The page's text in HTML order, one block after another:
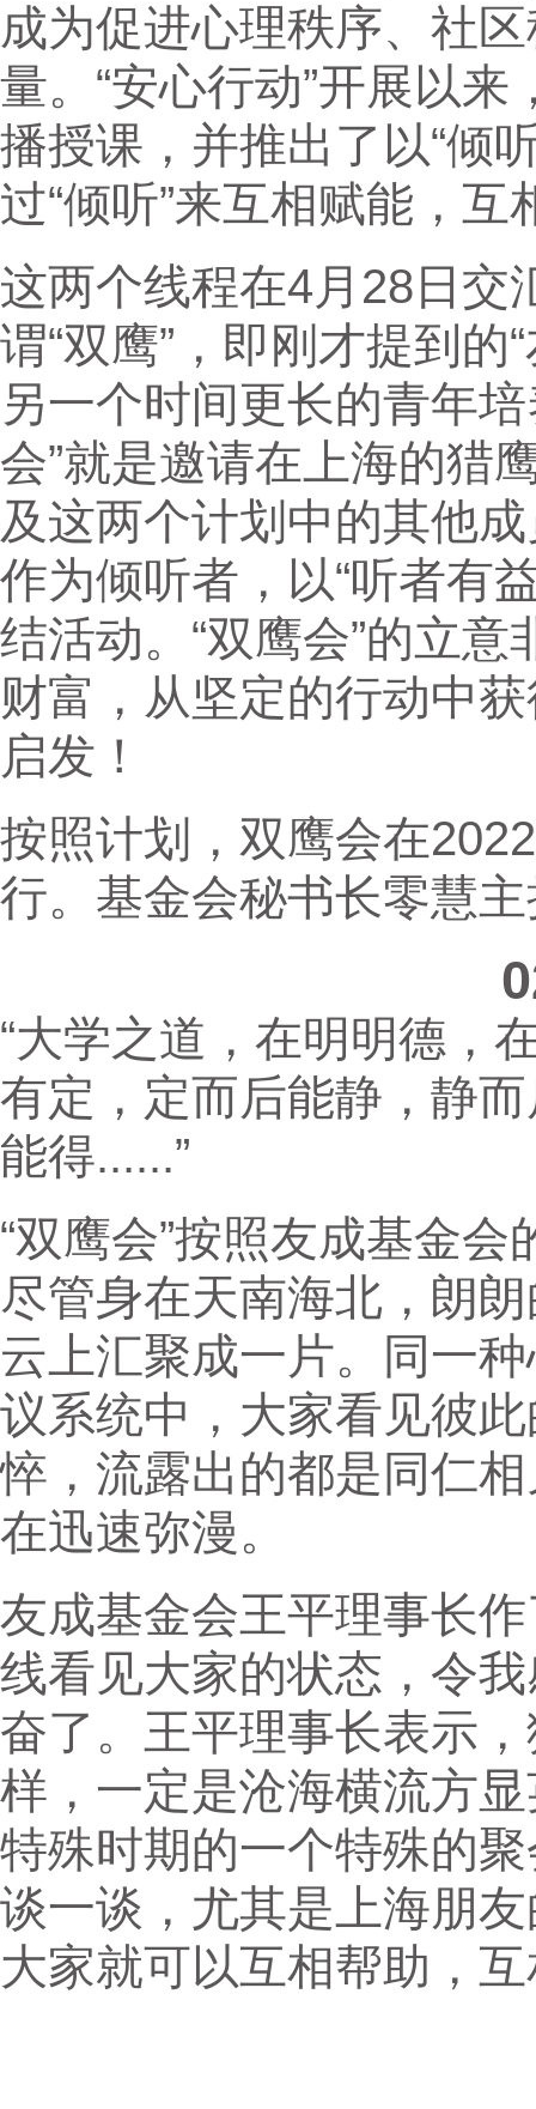
成为促进心理秩序、社
量。“安心行动”开展以
播授课，并推出了以“倾
过“倾听”来互相赋能，互
这两个线程在4月28日交
谓“双鹰”，即刚才提到的
另一个时间更长的青年
会”就是邀请在上海的猎
及这两个计划中的其他
作为倾听者，以“听者有
结活动。“双鹰会”的立
财富，从坚定的行动中
启发！
按照计划，双鹰会在
行。基金会秘书长零慧
“大学之道，在明明德，
有定，定而后能静，静
能得......”
“双鹰会”按照友成基金
尽管身在天南海北，朗
云上汇聚成一片。同一
议系统中，大家看见彼
悴，流露出的都是同仁
在迅速弥漫。
友成基金会王平理事长
线看见大家的状态，令
奋了。王平理事长表示
样，一定是沧海横流方
特殊时期的一个特殊的
谈一谈，尤其是上海朋
大家就可以互相帮助，